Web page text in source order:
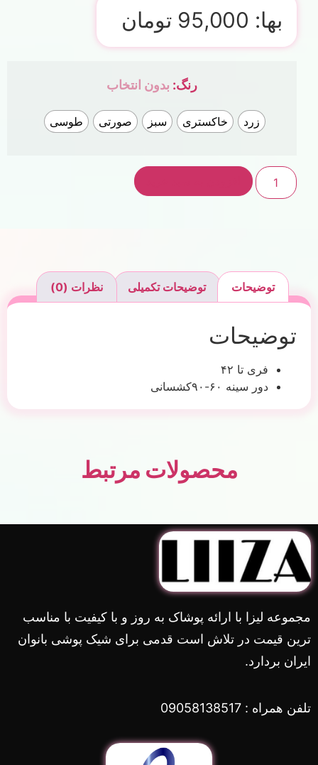
بها: 95,000 تومان
رنگ: بدون انتخاب
زرد خاکستری سبز صورتی طوسی
توضیحات توضیحات تکمیلی نظرات (0)
توضیحات
فری تا ۴۲
دور سینه ۶۰-۹۰کشسانی
محصولات مرتبط
مجموعه لیزا با ارائه پوشاک به روز و با کیفیت با مناسب
ترین قیمت در تلاش است قدمی برای شیک پوشی بانوان
ایران بردارد.
تلفن همراه : 09058138517